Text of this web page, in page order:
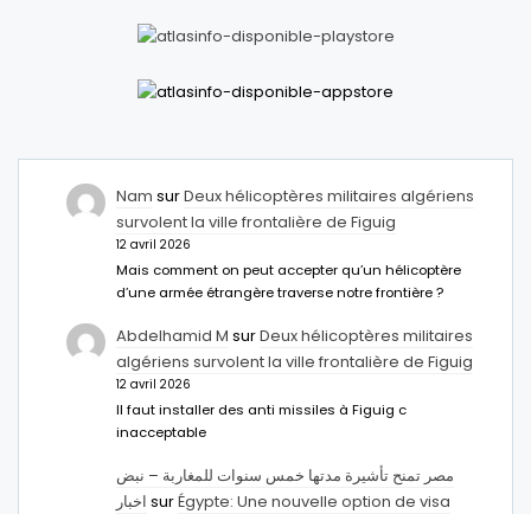
Nam surDeux hélicoptères militaires algériens
survolent la ville frontalière de Figuig
12 avril 2026
Mais comment on peut accepter qu’un hélicoptère
d’une armée étrangère traverse notre frontière ?
Abdelhamid M surDeux hélicoptères militaires
algériens survolent la ville frontalière de Figuig
12 avril 2026
Il faut installer des anti missiles à Figuig c
inacceptable
مصر تمنح تأشيرة مدتها خمس سنوات للمغاربة – نبض
اخبار surÉgypte: Une nouvelle option de visa